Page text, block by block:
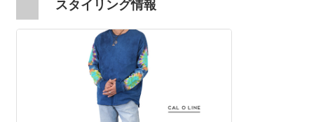
スタイリング情報